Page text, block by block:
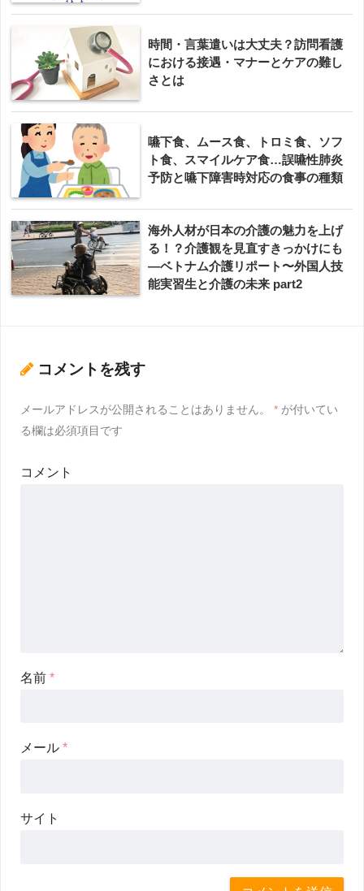
時間・言葉遣いは大丈夫？訪問看護
における接遇・マナーとケアの難し
さとは
嚥下食、ムース食、トロミ食、ソフ
ト食、スマイルケア食…誤嚥性肺炎
予防と嚥下障害時対応の食事の種類
海外人材が日本の介護の魅力を上げ
る！？介護観を見直すきっかけにも
―ベトナム介護リポート〜外国人技
能実習生と介護の未来 part2
コメントを残す
メールアドレスが公開されることはありません。 * が付いてい
る欄は必須項目です
コメント
名前 *
メール *
サイト